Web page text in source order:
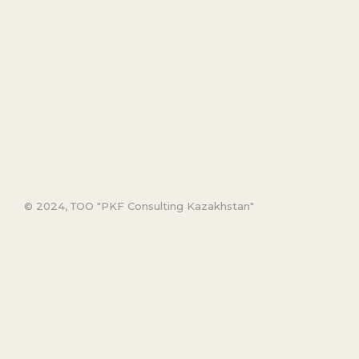
© 2024, ТОО "PKF Consulting Kazakhstan"